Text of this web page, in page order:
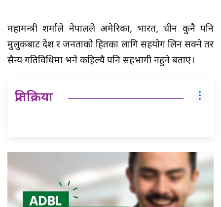
महामन्त्री शर्माले नेपालले अमेरिका, भारत, चीन कुनै पनि
मुलुकबाट देश र जनताको हितका लागि सहयोग लिन सक्ने तर
सैन्य गतिविधिमा भने कहिल्यै पनि सहभागी नहुने बताए।
प्रतिक्रिया